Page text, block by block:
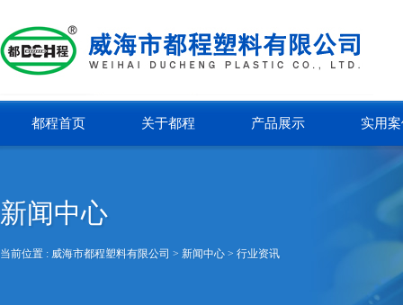
都程首页 关于都程 产品展示 实用
新闻中心
当前位置 : 威海市都程塑料有限公司 > 新闻中心 > 行业资讯